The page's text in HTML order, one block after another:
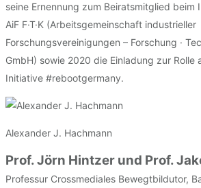
seine Ernennung zum Beiratsmitglied beim
AiF F·T·K (Arbeitsgemeinschaft industrieller
Forschungsvereinigungen – Forschung ·
GmbH) sowie 2020 die Einladung zur Rolle
Initiative #rebootgermany.
Alexander J. Hachmann
Prof. Jörn Hintzer und Prof.
Professur Crossmediales Bewegtbildutor,